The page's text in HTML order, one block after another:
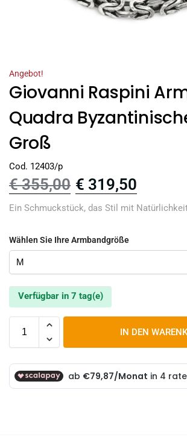
Angebot!
Giovanni Raspini
Quadra
Groß
Cod. 12403/p
€355,00 € 319,50
Ein Schmuckstück, das Stil mit
Wählen Sie Ihre Armbandgröße
Verfügbar in 7 tag(e)
IN DEN